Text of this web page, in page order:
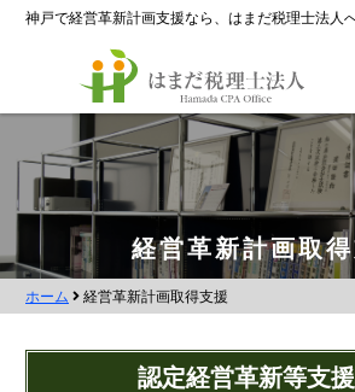
神戸で経営革新計画支援なら、はまだ税理士法人
ホーム
各種支援業務
会社設立支援
経営革新計画取
ホーム 経営革新計画取得支援
認定経営革新等支